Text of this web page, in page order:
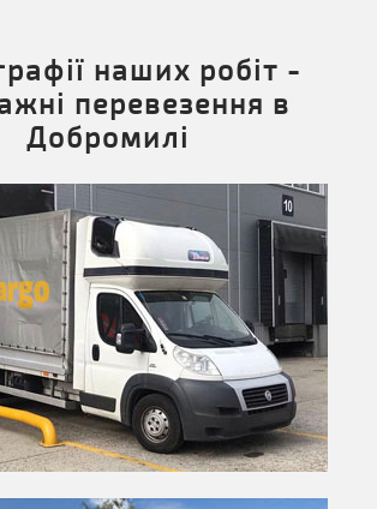
наших робіт -
перевезення в
Добромилі